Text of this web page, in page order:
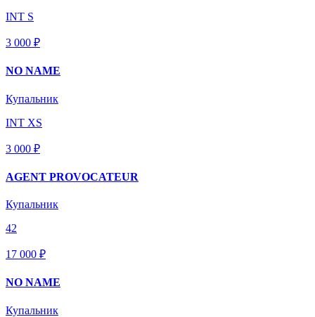
INT S
3 000 ₽
NO NAME
Купальник
INT XS
3 000 ₽
AGENT PROVOCATEUR
Купальник
42
17 000 ₽
NO NAME
Купальник